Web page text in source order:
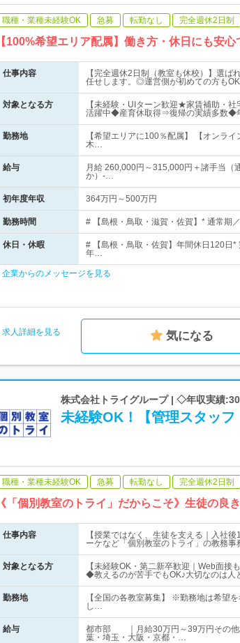
職種・業種未経験OK 急募 転勤なし 完全週休2日制
【100%希望エリア配属】働き方・休日にも安
仕事内容
【完全週休2日制（教室も休校）】選
任せします。◎運営側が初めての方も
対象となる方
【未経験・UIターン歓迎★家賃補助・
活躍中◆産育休取得⇒復帰の実績多数◆
勤務地
【希望エリアに100％配属】 【オンラ
木…
給与
月給 260,000円～315,000円＋諸手当
か）-…
初年度年収 364万円～500万円
勤務時間 # 【島根・鳥取・滋賀・佐賀】* 通常
休日・休暇
# 【島根・鳥取・佐賀】年間休日120日
年…
企業からのメッセージを見る
求人詳細を見る 気になる
株式会社トライグループ | ◇年収実績
未経験OK！【管理スタッ
職種・業種未経験OK 急募 転勤なし 完全週休2日制
《「個別教室のトライ」だからこそ》生徒の良
仕事内容
【授業ではなく、生徒を支える｜入社
ーケなど「個別教室のトライ」の教務事
対象となる方
【未経験OK・第二新卒歓迎｜Web面
◆教えるのが苦手でもOK♪大切なのは人
勤務地
【全国の各教室募集】 ※勤務地は希望
し…
給与
都市部 ｜月給30万円～39万円その他
葉・埼玉・大阪・京都・…